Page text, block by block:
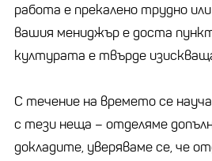
работа е прекалено трудно
вашия мениджър е доста
културата е твърде
С течение на времето се
с тези неща – отделяме
докладите, уверяваме се, че